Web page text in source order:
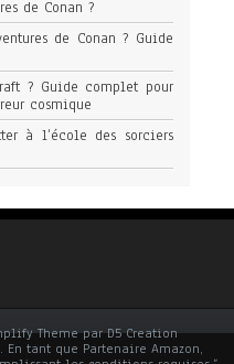
de Conan ?
de Conan ? Guide
? Guide complet pour
cosmique
à l’école des sorciers
Theme par D5 Creation
tant que Partenaire Amazon,